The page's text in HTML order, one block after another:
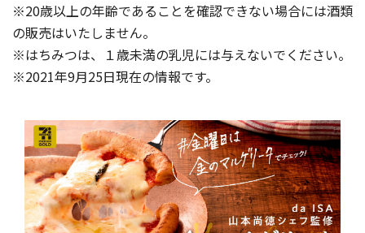
※20歳以上の年齢であることを確認できない場合には酒類
の販売はいたしません。
※はちみつは、１歳未満の乳児には与えないでください。
※2021年9月25日現在の情報です。